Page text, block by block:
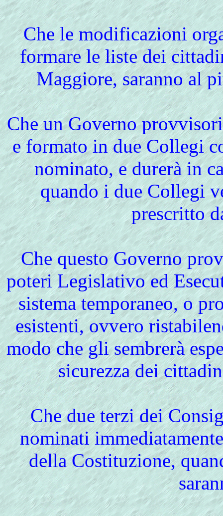
Che le modificazioni
formare le liste dei
Maggiore, saranno al
Che un Governo
e formato in due Collegi
nominato, e durerà in
quando i due Collegi
prescritto
Che questo Governo
poteri Legislativo ed
sistema temporaneo, o
esistenti, ovvero
modo che gli sembrerà
sicurezza dei
Che due terzi dei
nominati
della Costituzione,